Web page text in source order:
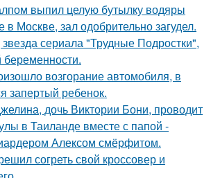
выпил целую бутылку водяры
в Москве, зал одобрительно загудел.
сериала "Трудные Подростки",
возгорание автомобиля, в
запертый ребенок.
дочь Виктории Бони, проводит
в Таиланде вместе с папой -
Алексом смёрфитом.
согреть свой кроссовер и